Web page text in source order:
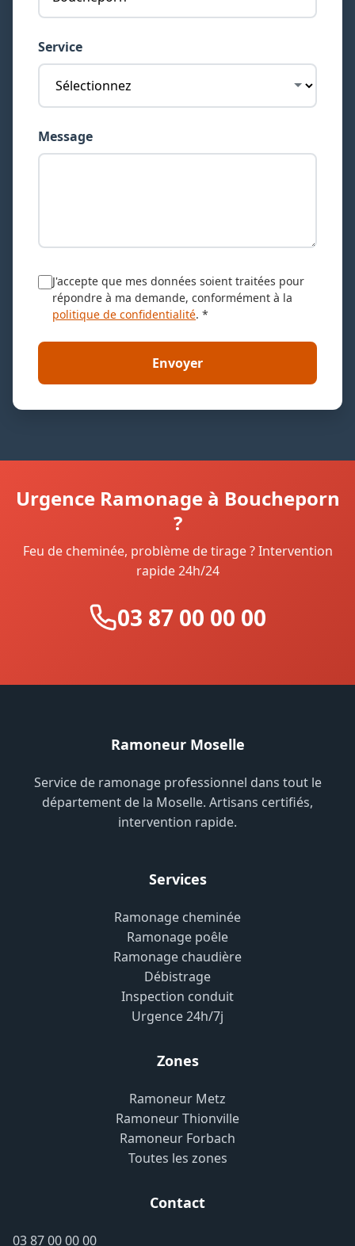
Service
Message
J'accepte que mes données soient traitées pour
répondre à ma demande, conformément à la
politique de confidentialité. *
Envoyer
Urgence Ramonage à Boucheporn
?
Feu de cheminée, problème de tirage ? Intervention
rapide 24h/24
03 87 00 00 00
Ramoneur Moselle
Service de ramonage professionnel dans tout le
département de la Moselle. Artisans certifiés,
intervention rapide.
Services
Ramonage cheminée
Ramonage poêle
Ramonage chaudière
Débistrage
Inspection conduit
Urgence 24h/7j
Zones
Ramoneur Metz
Ramoneur Thionville
Ramoneur Forbach
Toutes les zones
Contact
03 87 00 00 00